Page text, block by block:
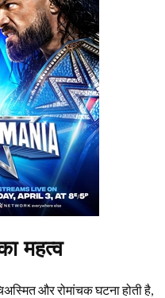
महत्व
और रोमांचक घटना होती है,